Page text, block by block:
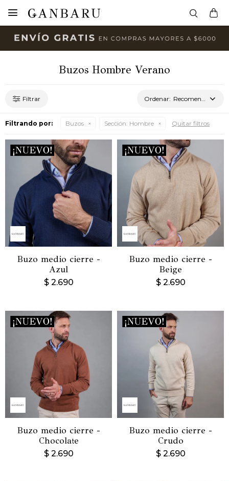

Buzos Hombre Verano
Recomendados
Filtrando por: Buzos Sección: Hombre Quitar filtros
Buzo medio cierre -
Azul
$ 2.690
Buzo medio cierre -
Beige
$ 2.690
Buzo medio cierre -
Chocolate
$ 2.690
Buzo medio cierre -
Crudo
$ 2.690